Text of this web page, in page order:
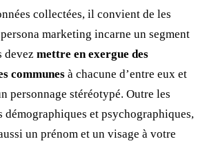
collectées, il convient de les
marketing incarne un segment
devez mettre en exergue des
communes à chacune d’entre eux et
personnage stéréotypé. Outre les
démographiques et psychographiques,
un prénom et un visage à votre